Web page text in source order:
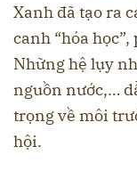
Xanh đã tạo ra
canh “hóa
Những hệ lụy
nguồn nước,…
trọng về môi
hội.